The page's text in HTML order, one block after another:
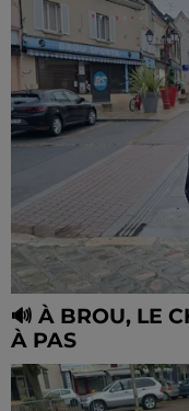
🔊 À BROU, LE
À PAS